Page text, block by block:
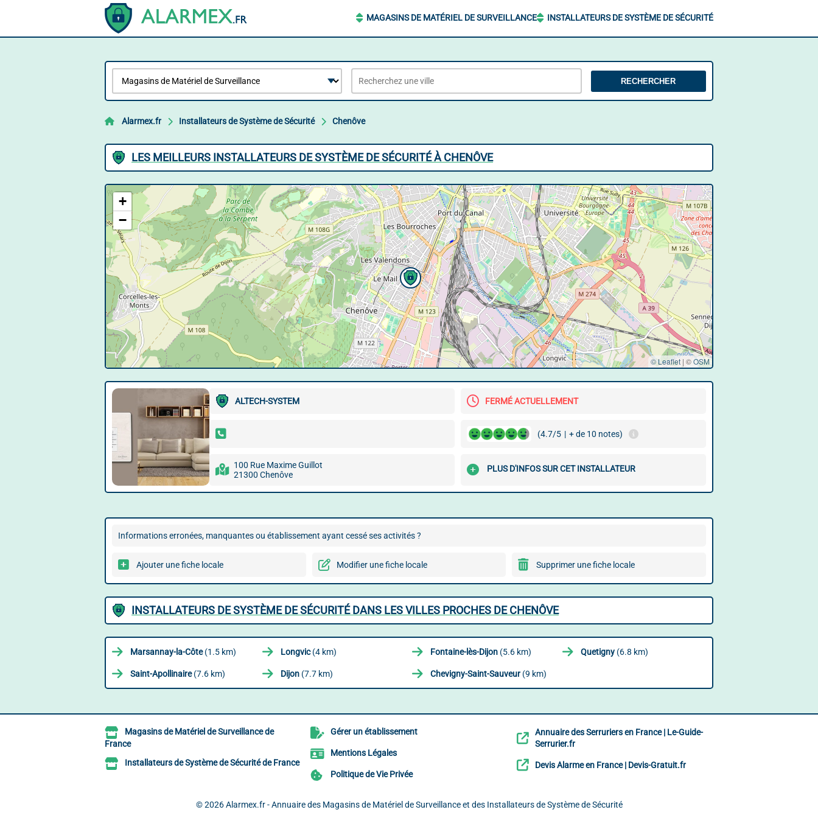
MAGASINS DE MATÉRIEL DE SURVEILLANCE INSTALLATEURS DE SYSTÈME DE SÉCURITÉ
RECHERCHER
Alarmex.fr Installateurs de Système de Sécurité Chenôve
LES MEILLEURS INSTALLATEURS DE SYSTÈME DE SÉCURITÉ À CHENÔVE
+
−
© Leaflet | ©OSM
ALTECH-SYSTEM FERMÉ ACTUELLEMENT
(4.7/5 | + de 10 notes)
100 Rue Maxime Guillot
21300 Chenôve
PLUS D'INFOS SUR CET INSTALLATEUR
Informations erronées, manquantes ou établissement ayant cessé ses activités ?
Ajouter une fiche locale Modifier une fiche locale Supprimer une fiche locale
INSTALLATEURS DE SYSTÈME DE SÉCURITÉ DANS LES VILLES PROCHES DE CHENÔVE
Marsannay-la-Côte(1.5 km) Longvic(4 km) Fontaine-lès-Dijon (5.6 km) Quetigny(6.8 km)
Saint-Apollinaire(7.6 km) Dijon(7.7 km) Chevigny-Saint-Sauveur(9 km)
Magasins de Matériel de Surveillance de
France
Installateurs de Système de Sécurité de France
Gérer un établissement
Mentions Légales
Politique de Vie Privée
Annuaire des Serruriers en France | Le-Guide-
Serrurier.fr
Devis Alarme en France | Devis-Gratuit.fr
© 2026 Alarmex.fr - Annuaire des Magasins de Matériel de Surveillance et des Installateurs de Système de Sécurité